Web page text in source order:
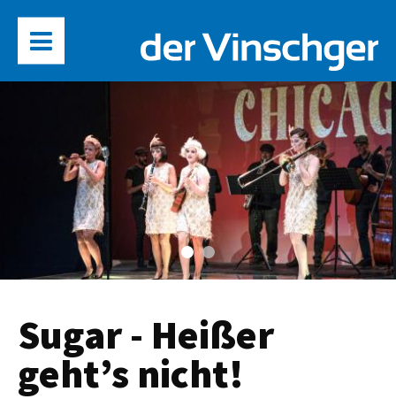
Sugar - Heißer
geht’s nicht!